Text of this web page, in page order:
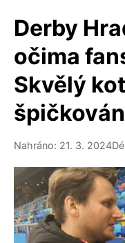
Derby
očima
Skvělý
Nahráno: 21. 3. 2024